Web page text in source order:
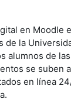
en Moodle
de la
alumnos de
se suben
en línea